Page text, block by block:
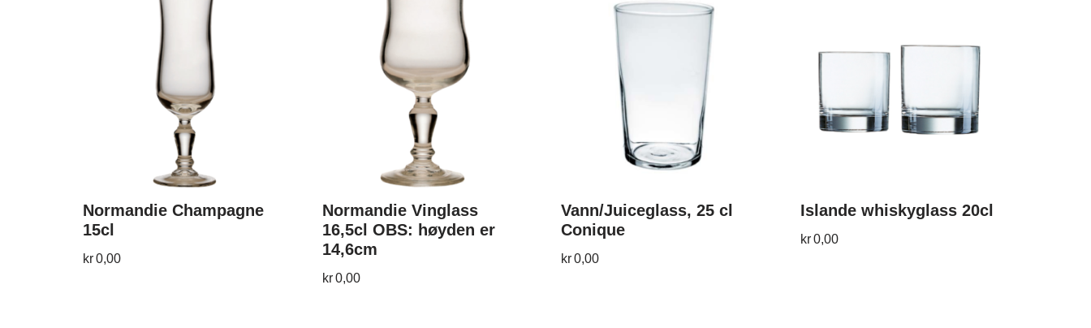
Normandie Champagne
15cl
kr0,00
Normandie Vinglass
16,5cl OBS: høyden er
14,6cm
kr0,00
Vann/Juiceglass, 25 cl
Conique
kr0,00
Islande whiskyglass 20cl
kr0,00